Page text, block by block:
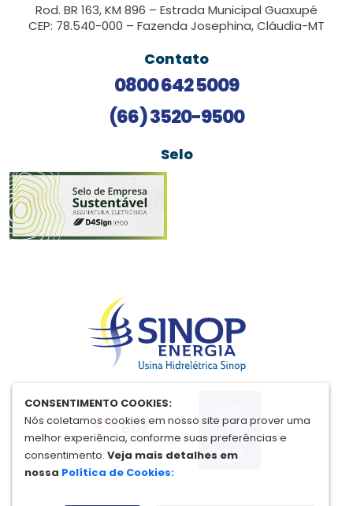
Rod. BR 163, KM 896 – Estrada Municipal Guaxupé
CEP: 78.540-000 – Fazenda Josephina, Cláudia-MT
Contato
0800 642 5009
(66) 3520-9500
Selo
CONSENTIMENTO COOKIES:
Nós coletamos cookies em nosso site para prover uma
melhor experiência, conforme suas preferências e
consentimento. Veja mais detalhes em
nossa Política de Cookies: